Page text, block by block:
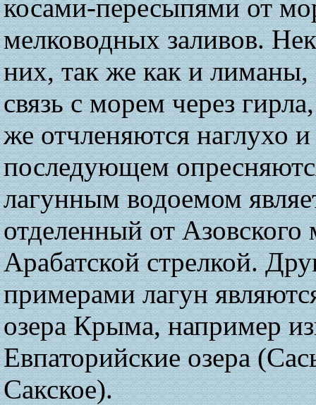
косами-пересыпями от
мелководных заливов.
них, так же как и лиманы,
связь с морем через
же отчленяются наглухо
последующем
лагунным водоемом
отделенный от
Арабатской стрелкой.
примерами лагун
озера Крыма, например
Евпаторийские озера
Сакское).